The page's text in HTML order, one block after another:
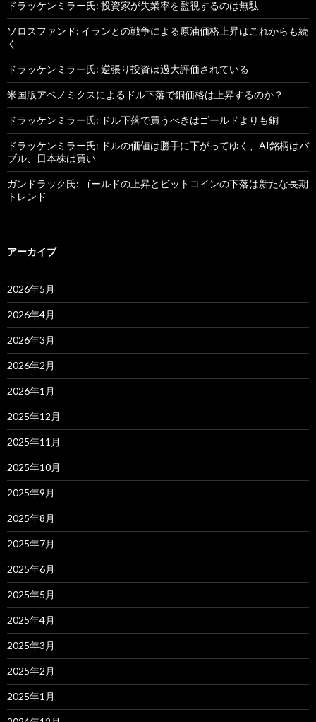
ドラッケンミラー氏: 投資家が失業率を監視するのは無駄
ソロスファンド: イランとの戦争による原油価格上昇はこれからも続
く
ドラッケンミラー氏: 逆張り投資は過大評価されている
米国版アベノミクスによるドル下落で銅価格は上昇するのか？
ドラッケンミラー氏: ドル下落で買うべきはゴールドよりも銅
ドラッケンミラー氏: ドルの価値は勝手に下がってゆく、AI銘柄はバ
ブル、日本株は買い
ガンドラック氏: ゴールドの上昇とビットコインの下落は新たな長期
トレンド
アーカイブ
2026年5月
2026年4月
2026年3月
2026年2月
2026年1月
2025年12月
2025年11月
2025年10月
2025年9月
2025年8月
2025年7月
2025年6月
2025年5月
2025年4月
2025年3月
2025年2月
2025年1月